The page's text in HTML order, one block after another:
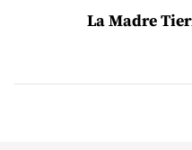
La Madre